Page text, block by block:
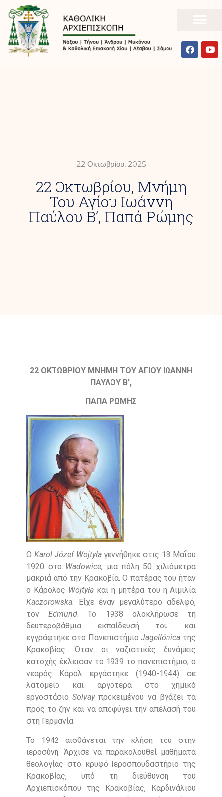
22 Οκτωβρίου, 2025
22 Οκτωβρίου, Μνήμη
Του Αγίου Ιωάννη
Παύλου Β’, Παπά Ρώμης
22 ΟΚΤΩΒΡΙΟΥ ΜΝΗΜΗ ΤΟΥ ΑΓΙΟΥ ΙΩΑΝΝΗ
ΠΑΥΛΟΥ Β’,
ΠΑΠΑ ΡΩΜΗΣ
ΟKarol Józef Wojtyłaγεννήθηκε στις 18 Μαΐου
1920 στο Wadowice, μια πόλη 50 χιλιόμετρα
μακριά από την Κρακοβία. Ο πατέρας του ήταν
ο Κάρολος Wojtyła και η μητέρα του η Αιμιλία
Kaczorowska. Είχε έναν μεγαλύτερο αδελφό,
τονEdmund. Το 1938 ολοκλήρωσε τη
δευτεροβάθμια εκπαίδευσή του και
εγγράφτηκε στο ΠανεπιστήμιοJagellónica της
Κρακοβίας. Όταν οι ναζιστικές δυνάμεις
κατοχής έκλεισαν το 1939 το πανεπιστήμιο, ο
νεαρός Κάρολ εργάστηκε (1940-1944) σε
λατομείο και αργότερα στο χημικό
εργοστάσιοSolvayπροκειμένου να βγάζει τα
προς το ζην και να αποφύγει την απέλασή του
στη Γερμανία.
Το 1942 αισθάνεται την κλήση του στην
ιεροσύνη. Άρχισε να παρακολουθεί μαθήματα
θεολογίας στο κρυφό Ιεροσπουδαστήριο της
Κρακοβίας, υπό τη διεύθυνση του
Αρχιεπισκόπου της Κρακοβίας, Καρδινάλιου